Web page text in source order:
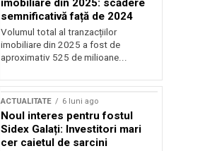
imobiliare din 2025: scădere
semnificativă față de 2024
Volumul total al tranzacțiilor
imobiliare din 2025 a fost de
aproximativ 525 de milioane...
ACTUALITATE 6 luni ago
Noul interes pentru fostul
Sidex Galați: Investitori mari
cer caietul de sarcini